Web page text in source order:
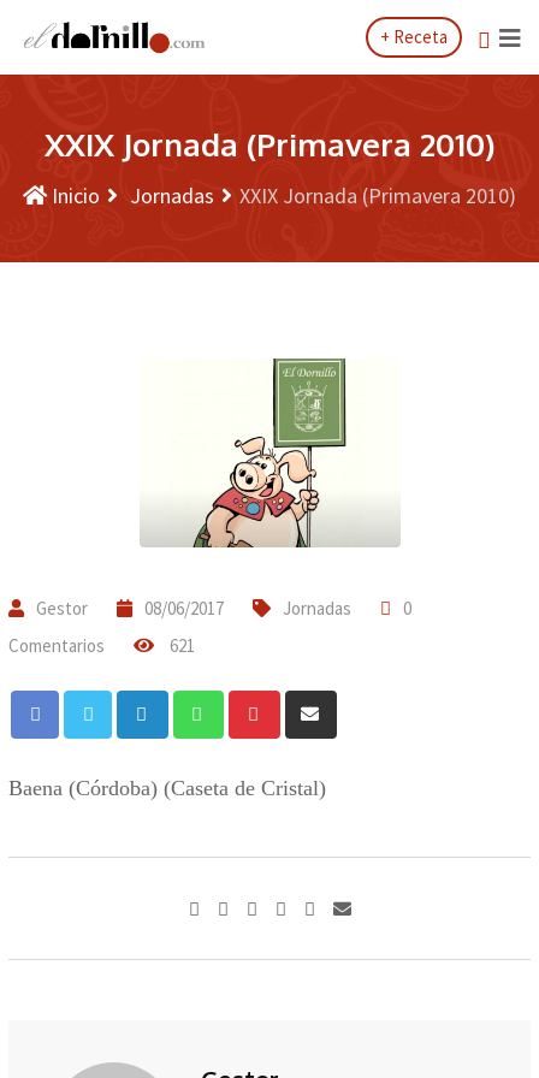
Saltar
+ Receta
XXIX Jornada (Primavera 2010)
Inicio Jornadas XXIX Jornada (Primavera 2010)
Gestor 08/06/2017 Jornadas
0
Comentarios
621
LinkedIn WhatsappPinterest
a
Correo
Baena (Córdoba) (Caseta de Cristal)
LinkedInWhatsapp
Pinterest
Compartir